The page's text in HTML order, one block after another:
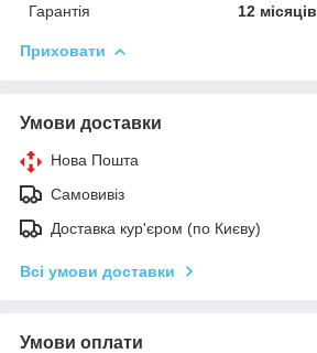
Гарантія
12 місяців
Приховати
Умови доставки
Нова Пошта
Самовивіз
Доставка кур'єром (по Києву)
Всі умови доставки
Умови оплати